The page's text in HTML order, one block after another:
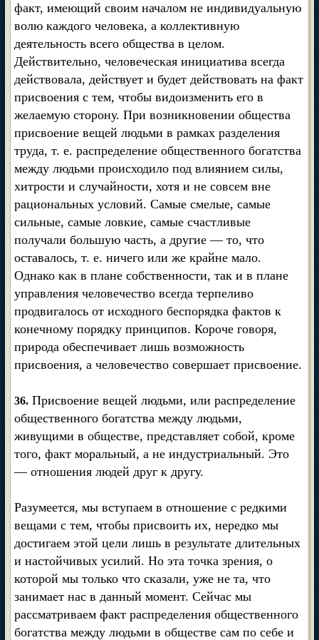
факт, имеющий своим началом не индивидуальную
волю каждого человека, а коллективную
деятельность всего общества в целом.
Действительно, человеческая инициатива всегда
действовала, действует и будет действовать на факт
присвоения с тем, чтобы видоизменить его в
желаемую сторону. При возникновении общества
присвоение вещей людьми в рамках разделения
труда, т. е. распределение общественного богатства
между людьми происходило под влиянием силы,
хитрости и случайности, хотя и не совсем вне
рациональных условий. Самые смелые, самые
сильные, самые ловкие, самые счастливые
получали большую часть, а другие — то, что
оставалось, т. е. ничего или же крайне мало.
Однако как в плане собственности, так и в плане
управления человечество всегда терпеливо
продвигалось от исходного беспорядка фактов к
конечному порядку принципов. Короче говоря,
природа обеспечивает лишь возможность
присвоения, а человечество совершает присвоение.
36. Присвоение вещей людьми, или распределение
общественного богатства между людьми,
живущими в обществе, представляет собой, кроме
того, факт моральный, а не индустриальный. Это
— отношения людей друг к другу.
Разумеется, мы вступаем в отношение с редкими
вещами с тем, чтобы присвоить их, нередко мы
достигаем этой цели лишь в результате длительных
и настойчивых усилий. Но эта точка зрения, о
которой мы только что сказали, уже не та, что
занимает нас в данный момент. Сейчас мы
рассматриваем факт распределения общественного
богатства между людьми в обществе сам по себе и